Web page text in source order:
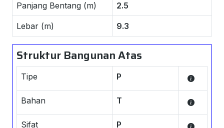
Panjang Bentang (m) 2.5
Lebar (m) 9.3
Struktur Bangunan Atas
Tipe P
Bahan T
Sifat P